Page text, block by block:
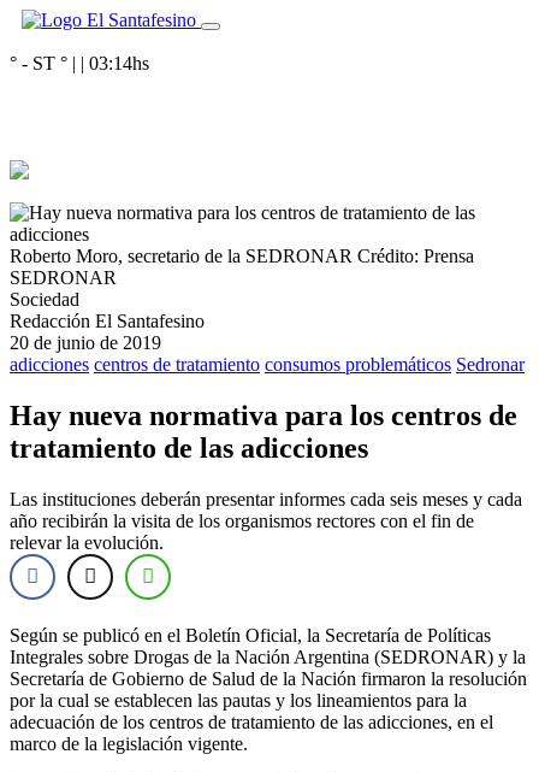
° - ST ° | | 03:14hs
Roberto Moro, secretario de la SEDRONAR Crédito: Prensa
SEDRONAR
Sociedad
Redacción El Santafesino
20 de junio de 2019
adicciones centros de tratamiento consumos problemáticos Sedronar
Hay nueva normativa para los centros de
tratamiento de las adicciones
Las instituciones deberán presentar informes cada seis meses y cada
año recibirán la visita de los organismos rectores con el fin de
relevar la evolución.
Según se publicó en el Boletín Oficial, la Secretaría de Políticas
Integrales sobre Drogas de la Nación Argentina (SEDRONAR) y la
Secretaría de Gobierno de Salud de la Nación firmaron la resolución
por la cual se establecen las pautas y los lineamientos para la
adecuación de los centros de tratamiento de las adicciones, en el
marco de la legislación vigente.